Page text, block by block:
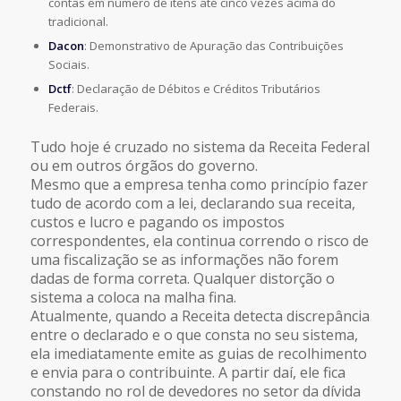
tradicional.
Dacon: Demonstrativo de Apuração das Contribuições
Sociais.
Dctf: Declaração de Débitos e Créditos Tributários
Federais.
Tudo hoje é cruzado no sistema da Receita Federal
ou em outros órgãos do governo.
Mesmo que a empresa tenha como princípio fazer
tudo de acordo com a lei, declarando sua receita,
custos e lucro e pagando os impostos
correspondentes, ela continua correndo o risco de
uma fiscalização se as informações não forem
dadas de forma correta. Qualquer distorção o
sistema a coloca na malha fina.
Atualmente, quando a Receita detecta discrepância
entre o declarado e o que consta no seu sistema,
ela imediatamente emite as guias de recolhimento
e envia para o contribuinte. A partir daí, ele fica
constando no rol de devedores no setor da dívida